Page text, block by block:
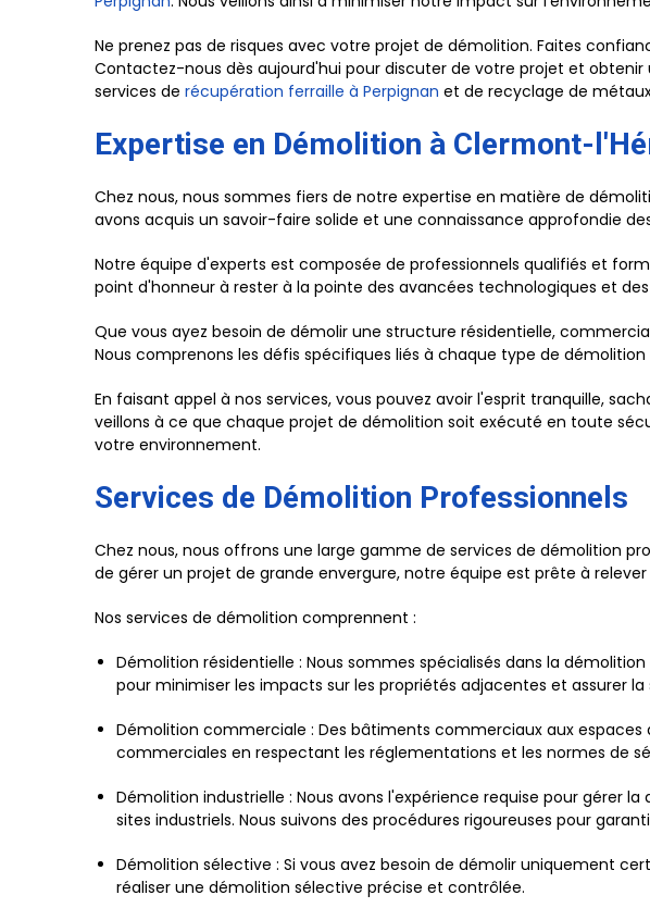
Ne prenez pas de risques avec votre projet de démolition. Faites
Contactez-nous dès aujourd'hui pour discuter de votre projet et
services de récupération ferraille à Perpignan et de recyclage de
Expertise en Démolition à Clermont-
Chez nous, nous sommes fiers de notre expertise en matière de
avons acquis un savoir-faire solide et une connaissance approfondie
Notre équipe d'experts est composée de professionnels qualifiés et
point d'honneur à rester à la pointe des avancées technologiques et
Que vous ayez besoin de démolir une structure résidentielle,
Nous comprenons les défis spécifiques liés à chaque type de
En faisant appel à nos services, vous pouvez avoir l'esprit tranquille,
veillons à ce que chaque projet de démolition soit exécuté en toute
votre environnement.
Services de Démolition Professionnels
Chez nous, nous offrons une large gamme de services de démolition
de gérer un projet de grande envergure, notre équipe est prête à relever
Nos services de démolition comprennent :
Démolition résidentielle : Nous sommes spécialisés dans la
pour minimiser les impacts sur les propriétés adjacentes et assurer la
Démolition commerciale : Des bâtiments commerciaux aux
commerciales en respectant les réglementations et les normes de
Démolition industrielle : Nous avons l'expérience requise pour gérer
sites industriels. Nous suivons des procédures rigoureuses pour
Démolition sélective : Si vous avez besoin de démolir uniquement
réaliser une démolition sélective précise et contrôlée.